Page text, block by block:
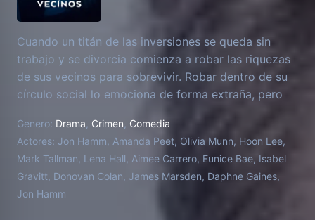
Cuando un titán de las inversiones se queda sin
trabajo y se divorcia comienza a robar las riquezas
de sus vecinos para sobrevivir. Robar dentro de su
círculo social lo emociona de forma extraña, pero
Genero: Drama Crimen Comedia
Actores: Jon Hamm, Amanda Peet, Olivia Munn, Hoon Lee,
Mark Tallman, Lena Hall, Aimee Carrero, Eunice Bae, Isabel
Gravitt, Donovan Colan, James Marsden, Daphne Gaines,
Jon Hamm